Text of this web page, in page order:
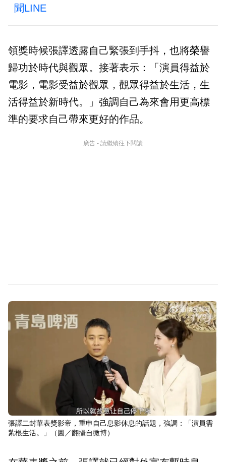
聞LINE
領獎時候張譯透露自己緊張到手抖，也將榮譽
歸功於時代與觀眾。接著表示：「演員得益於
電影，電影受益於觀眾，觀眾得益於生活，生
活得益於新時代。」強調自己為來會用更高標
準的要求自己帶來更好的作品。
廣告 - 請繼續往下閱讀
張譯二封華表獎影帝，重申自己息影休息的話題，強調：「演員需
紮根生活。」（圖／翻攝自微博）